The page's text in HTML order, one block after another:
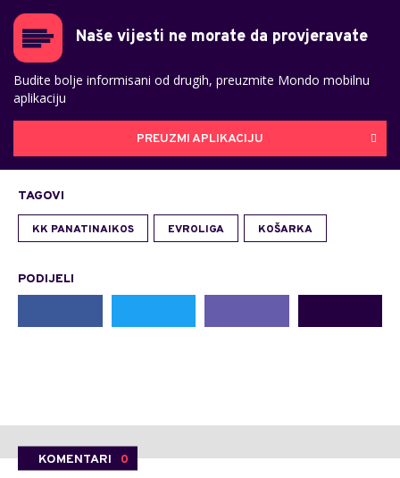
Naše vijesti ne morate da provjeravate
Budite bolje informisani od drugih, preuzmite Mondo mobilnu
aplikaciju
PREUZMI APLIKACIJU
TAGOVI
KK PANATINAIKOS EVROLIGA KOŠARKA
PODIJELI
KOMENTARI 0